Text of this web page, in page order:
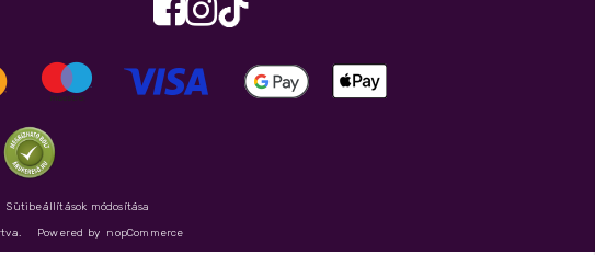
Sütibeállítások módosítása
Powered by nopCommerce